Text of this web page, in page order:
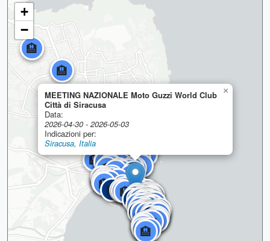
🏨
🏨
🏨
🏨
🏨🏨
🏨
🏨
🏨
🏨🏨
🏨 🏨
🏨
🏨
🏨
🏨
🏨
🏨
🏨
🏨
🏨
🏨
🏨
🏨
🏨
🏨
🏨
🏨
🏨
🏨
🏨
🏨
🏨
🏨
🏨🏨🏨
🏨
🏨
🏨
🏨
🏨
🏨
🏨
🏨
🏨
🏨
🏨
🏨
🏨
🏨
🏨
🏨
🏨🏨
🏨
🏨
🏨
🏨
🏨
🏨
🏨
🏨
🏨
🏨
🏨🏨
🏨
🏨
🏨
🏨
🏨
🏨
🏨
🏨
🏨
🏨
🏨
🏨
🏨
🏨
🏨
🏨 🏨
🏨 🏨
🏨
🏨
🏨
🏨
🏨
🏨
🏨
🏨
🏨
🏨
🏨
🏨
🏨
🏨
🏨
🏨
🏨
🏨
🏨
🏨
🏨
🏨🏨
🏨🏨🏨
🏨
🏨
🏨
🏨
🏨
🏨
🏨
🏨
🏨
🏨
🏨
🏨
🏨
🏨
🏨
🏨
🏨
🏨🏨
🏨
🏨
🏨
🏨
🏨
🏨
🏨
🏨
🏨
🏨
MEETING NAZIONALE Moto Guzzi World Club
Città di Siracusa
Data:
2026-04-30 - 2026-05-03
Indicazioni per:
Siracusa, Italia
×
+
−